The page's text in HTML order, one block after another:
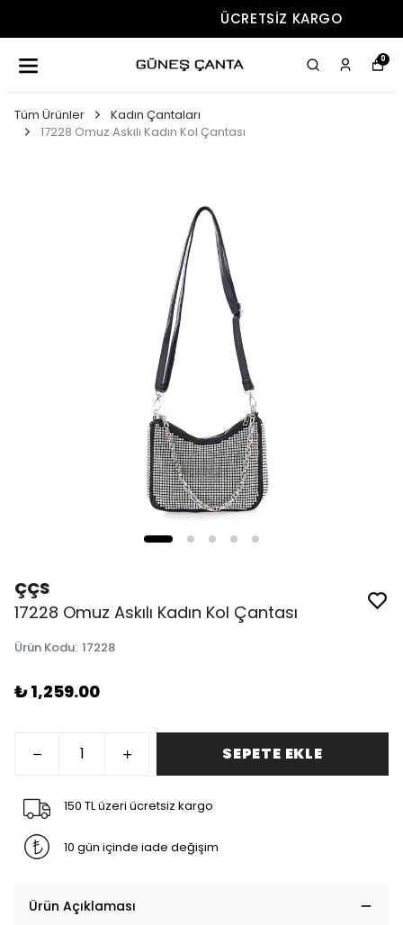
ÜCRETSIZ KARGO
0
Tüm Ürünler
Kadın Çantaları
17228 Omuz Askılı Kadın Kol Çantası
ÇÇS
17228 Omuz Askılı Kadın Kol Çantası
Ürün Kodu: 17228
₺ 1,259.00
SEPETE EKLE
150 TL üzeri ücretsiz kargo
10 gün içinde iade değişim
Ürün Açıklaması